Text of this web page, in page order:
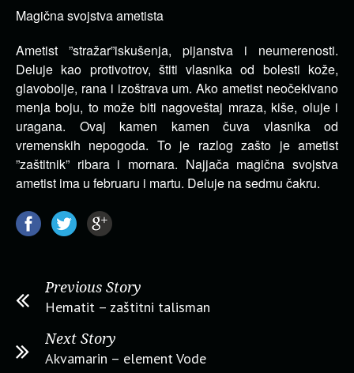
Magična svojstva ametista
Ametist ”stražar”iskušenja, pijanstva i neumerenosti.
Deluje kao protivotrov, štiti vlasnika od bolesti kože,
glavobolje, rana i izoštrava um. Ako ametist neočekivano
menja boju, to može biti nagoveštaj mraza, kiše, oluje i
uragana. Ovaj kamen kamen čuva vlasnika od
vremenskih nepogoda. To je razlog zašto je ametist
”zaštitnik” ribara i mornara. Najjača magična svojstva
ametist ima u februaru i martu. Deluje na sedmu čakru.
Previous Story
Hematit – zaštitni talisman
Next Story
Akvamarin – element Vode